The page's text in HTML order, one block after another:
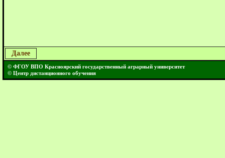
Далее
© ФГОУ ВПО Красноярский государственный аграрный университет
© Центр дистанционного обучения